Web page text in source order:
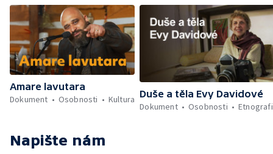
Amare lavutara
Dokument
Osobnosti Kultura Duše a těla Evy Davidové
Dokument
Osobnosti
Napište nám